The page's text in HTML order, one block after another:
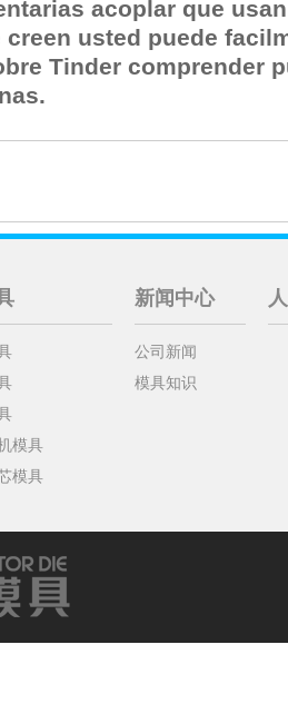
acoplar que
creen usted puede
Tinder comprender
模具
模具
新闻中心
公司新闻
模具知识